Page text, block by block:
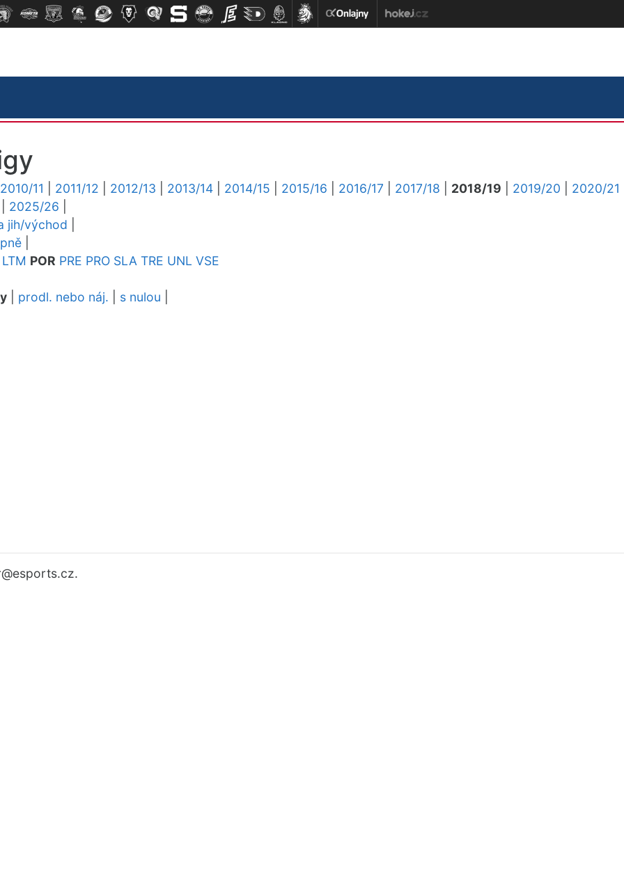
2010/11 2011/12 2012/13 2013/14 2014/15 2015/16 2016/17 2017/18 2018/19 2019/20
2020/21
2025/26
jih/východ
LTM POR PRE PRO SLA TRE UNL VSE
prodl. nebo náj. s nulou
@esports.cz.